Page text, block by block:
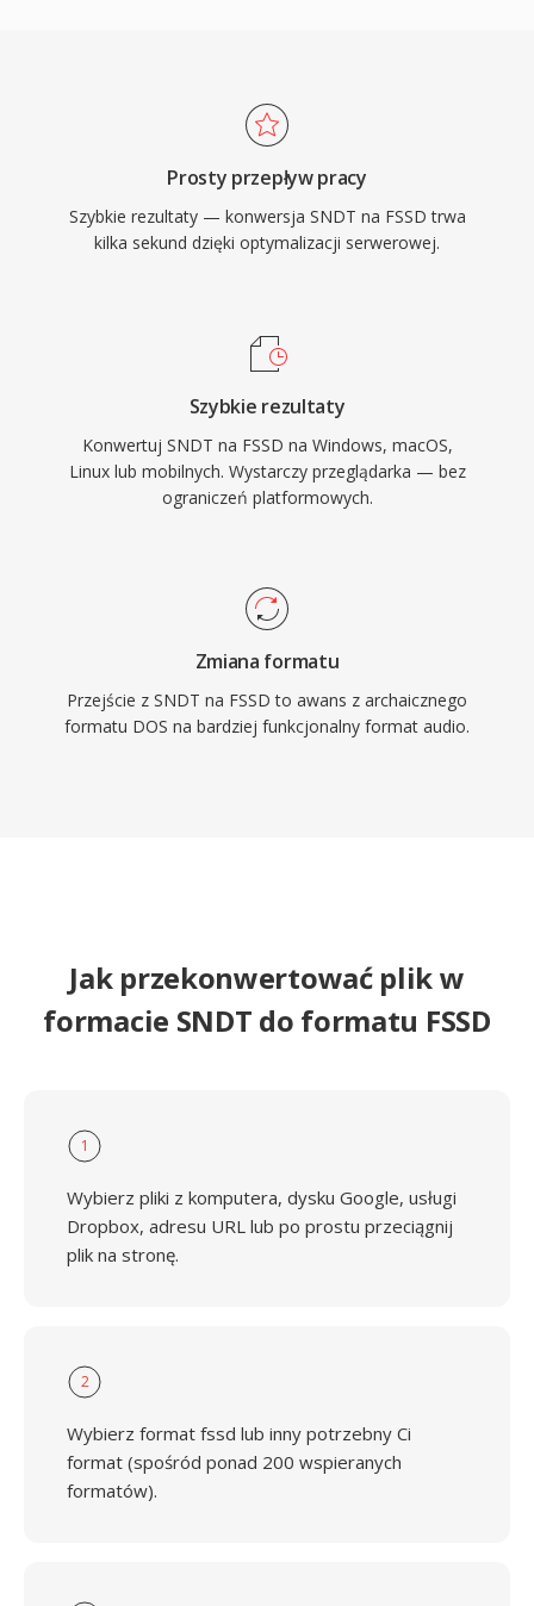
Prosty przepływ pracy
Szybkie rezultaty — konwersja SNDT na FSSD trwa
kilka sekund dzięki optymalizacji serwerowej.
Szybkie rezultaty
Konwertuj SNDT na FSSD na Windows, macOS,
Linux lub mobilnych. Wystarczy przeglądarka — bez
ograniczeń platformowych.
Zmiana formatu
Przejście z SNDT na FSSD to awans z archaicznego
formatu DOS na bardziej funkcjonalny format audio.
Jak przekonwertować plik w
formacie SNDT do formatu FSSD
1
Wybierz pliki z komputera, dysku Google, usługi
Dropbox, adresu URL lub po prostu przeciągnij
plik na stronę.
2
Wybierz format fssd lub inny potrzebny Ci
format (spośród ponad 200 wspieranych
formatów).